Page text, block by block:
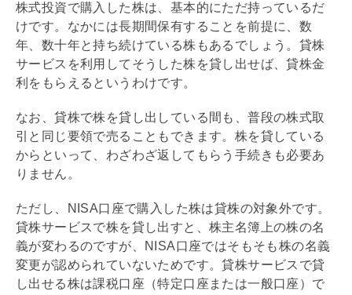
株式投資で購入した株は、基本的にただ持っているだ
けです。なかには長期間保有することを前提に、数
年、数十年と持ち続けている株もあるでしょう。貸株
サービスを利用してそうした株を貸し出せば、貸株金
利をもらえるというわけです。
なお、貸株で株を貸し出している間も、普段の株式取
引と同じ要領で売ることもできます。株を貸している
からといって、わざわざ返してもらう手続きも必要あ
りません。
ただし、 NISA口座で購入した株は貸株の対象外です。
貸株サービスで株を貸し出すと、株主名簿上の株の名
義が変わるのですが、
NISA口座ではそもそも株の名義
変更が認められていないためです。貸株サービスで貸
し出せる株は課税口座（特定口座または一般口座）で